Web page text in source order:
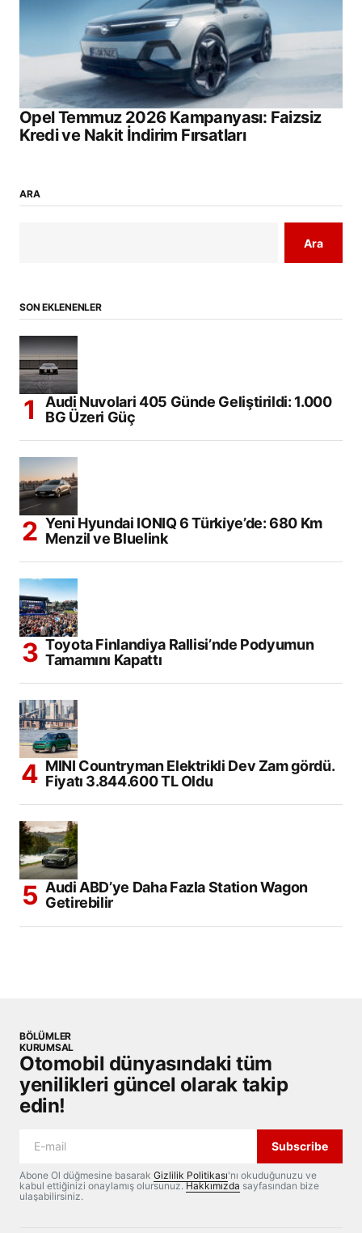
Opel Temmuz 2026 Kampanyası: Faizsiz
Kredi ve Nakit İndirim Fırsatları
ARA
Ara
SON EKLENENLER
Audi Nuvolari 405 Günde Geliştirildi: 1.000
BG Üzeri Güç
Yeni Hyundai IONIQ 6 Türkiye’de: 680 Km
Menzil ve Bluelink
Toyota Finlandiya Rallisi’nde Podyumun
Tamamını Kapattı
MINI Countryman Elektrikli Dev Zam gördü.
Fiyatı 3.844.600 TL Oldu
Audi ABD’ye Daha Fazla Station Wagon
Getirebilir
BÖLÜMLER
KURUMSAL
Otomobil dünyasındaki tüm
yenilikleri güncel olarak takip
edin!
Subscribe
Abone Ol düğmesine basarak Gizlilik Politikası'nı okuduğunuzu ve
kabul ettiğinizi onaylamış olursunuz.Hakkımızda sayfasından bize
ulaşabilirsiniz.